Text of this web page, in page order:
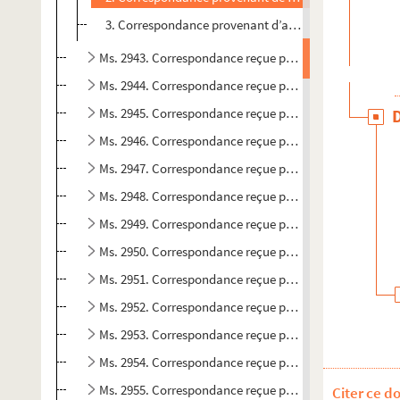
3. Correspondance provenant d’autres
Ms. 2943. Correspondance reçue par José Cabanis.
Ms. 2944. Correspondance reçue par José Cabanis.
Ms. 2945. Correspondance reçue par José Cabanis.
Ms. 2946. Correspondance reçue par José Cabanis.
Ms. 2947. Correspondance reçue par José Cabanis.
Ms. 2948. Correspondance reçue par José Cabanis.
Ms. 2949. Correspondance reçue par José Cabanis.
Ms. 2950. Correspondance reçue par José Cabanis.
Ms. 2951. Correspondance reçue par José Cabanis.
Ms. 2952. Correspondance reçue par José Cabanis.
Ms. 2953. Correspondance reçue par José Cabanis.
Ms. 2954. Correspondance reçue par José Cabanis.
Ms. 2955. Correspondance reçue par José Cabanis.
Citer ce